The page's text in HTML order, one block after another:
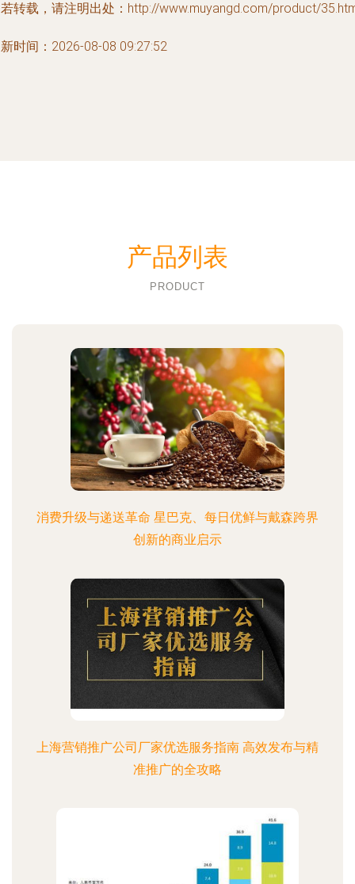
转载，请注明出处：http://www.muyangd.com/product/
时间：2026-08-08 09:27:52
产品列表
PRODUCT
消费升级与递送革命 星巴克、每日优鲜与戴森跨界
创新的商业启示
上海营销推广公司厂家优选服务指南 高效发布与精
准推广的全攻略